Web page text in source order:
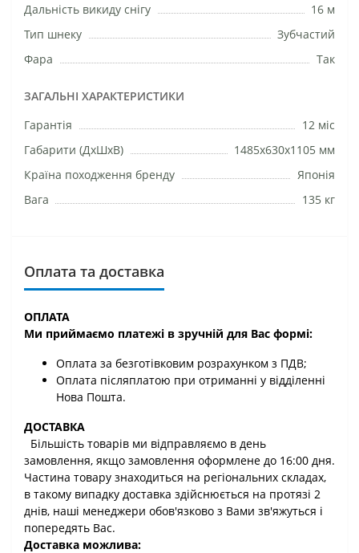
Дальність викиду снігу
16 м
Тип шнеку
Зубчастий
Фара
Так
ЗАГАЛЬНІ ХАРАКТЕРИСТИКИ
Гарантія
12 міс
Габарити (ДхШхВ)
1485х630х1105 мм
Країна походження бренду
Японія
Вага
135 кг
Оплата та доставка
ОПЛАТА
Ми приймаємо платежі в зручній для Вас формі:
Оплата за безготівковим розрахунком з ПДВ;
Оплата післяплатою при отриманні у відділенні
Нова Пошта.
ДОСТАВКА
Більшість товарів ми відправляємо в день
замовлення, якщо замовлення оформлене до 16:00 дня.
Частина товару знаходиться на регіональних складах,
в такому випадку доставка здійснюється на протязі 2
днів, наші менеджери обов'язково з Вами зв'яжуться і
попередять Вас.
Доставка можлива: